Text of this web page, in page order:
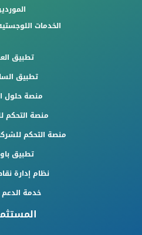
الخدمات
تطبيق
تطبيق
منصة حلول
منصة التحكم
منصة التحكم
تطبيق
نظام إدارة
خدمة